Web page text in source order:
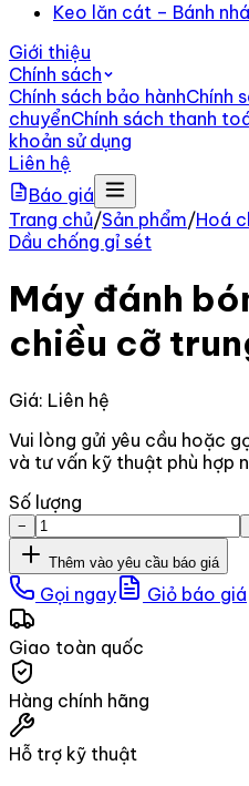
Keo lăn cát – Bánh
Giới thiệu
Chính sách
Chính sách bảo hànhChính
chuyểnChính sách thanh
khoản sử dụng
Liên hệ
Báo giá
Trang chủ/Sản phẩm/Hoá
Dầu chống gỉ sét
Máy đánh
chiều cỡ
Giá: Liên hệ
Vui lòng gửi yêu cầu hoặc
và tư vấn kỹ thuật phù hợp
Số lượng
−
Thêm vào yêu cầu báo giá
Gọi ngay Giỏ báo giá
Giao toàn quốc
Hàng chính hãng
Hỗ trợ kỹ thuật